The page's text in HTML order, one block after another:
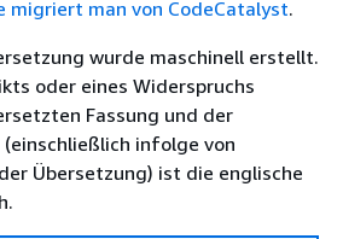
migriert man von CodeCatalyst.
wurde maschinell erstellt.
oder eines Widerspruchs
Fassung und der
(einschließlich infolge von
Übersetzung) ist die englische